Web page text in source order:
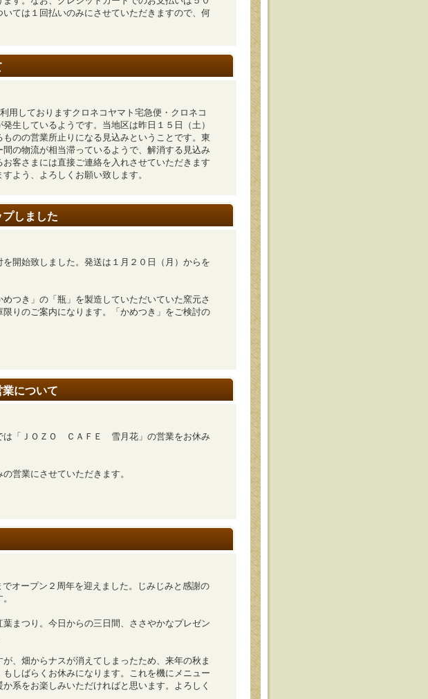
ては１回払いのみにさせていただきますので、何
用しておりますクロネコヤマト宅急便・クロネコ
生しているようです。当地区は昨日１５日（土）
のの営業所止りになる見込みということです。東
の物流が相当滞っているようで、解消する見込み
客さまには直接ご連絡を入れさせていただきます
よう、よろしくお願い致します。
プしました
開始致しました。発送は１月２０日（月）からを
つき」の「瓶」を製造していただいていた窯元さ
りのご案内になります。「かめつき」をご検討の
について
は「ＪＯＺＯ ＣＡＦＥ 雪月花」の営業をお休み
営業にさせていただきます。
オープン２周年を迎えました。じみじみと感謝の
まつり。今日からの三日間、ささやかなプレゼン
、畑からナスが消えてしまったため、来年の秋ま
しばらくお休みになります。これを機にメニュー
系をお楽しみいただければと思います。よろしく